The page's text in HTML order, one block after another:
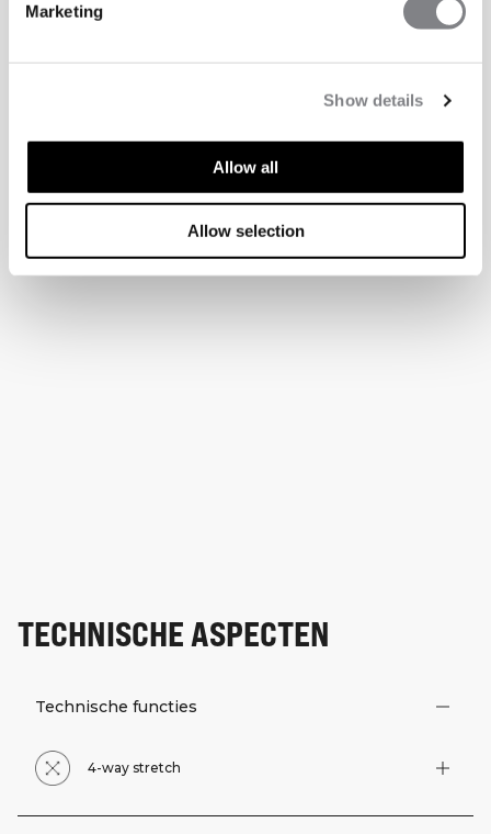
Marketing
Show details
Allow all
Allow selection
TECHNISCHE ASPECTEN
Technische functies
4-way stretch